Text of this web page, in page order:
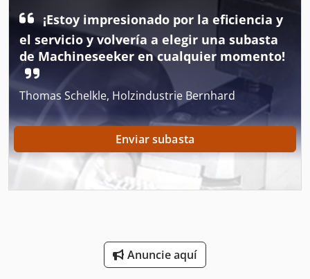
Máquina De Coser Industrial
Máquina De Desarrollo
Máquina De Dibujo
Máquina De Forja
Máquina De Fundición
Máquina De La Carpintería
Máquina De La Construcción
Máquina De Orden
¡Estoy impresionado por la eficiencia y
el servicio y volvería a elegir una subasta
de Machineseeker en cualquier momento!
Thomas Schelkle, Holzindustrie Bernhard
Enviar subasta
Anuncie aquí